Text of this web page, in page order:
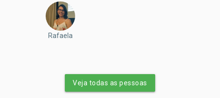
Rafaela
Veja todas as pessoas